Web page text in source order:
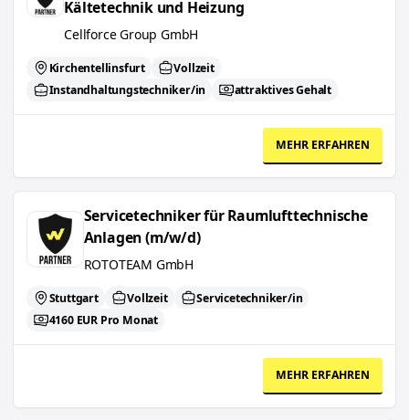
Kältetechnik und Heizung
Cellforce Group GmbH
Kirchentellinsfurt
Vollzeit
Instandhaltungstechniker/in
attraktives Gehalt
MEHR ERFAHREN
Servicetechniker für Raumlufttechnische Anlagen (m/w/d)
Servicetechniker für Raumlufttechnische
Anlagen (m/w/d)
ROTOTEAM GmbH
Stuttgart Vollzeit
Servicetechniker/in
4160 EUR Pro Monat
MEHR ERFAHREN